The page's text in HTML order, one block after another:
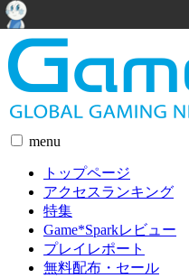
menu
トップページ
アクセスランキング
特集
Game*Sparkレビュー
プレイレポート
無料配布・セール